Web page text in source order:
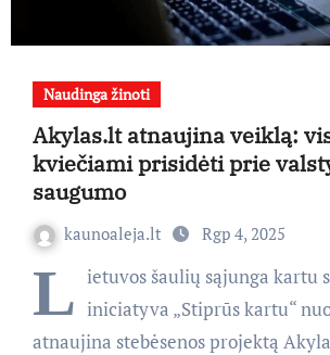
Naudinga žinoti
Akylas.lt atnaujina veiklą:
kviečiami prisidėti prie
saugumo
kaunoaleja.lt Rgp 4, 2025
L ietuvos šaulių sąjunga kartu
iniciatyva „Stiprūs kartu“
atnaujina stebėsenos projektą